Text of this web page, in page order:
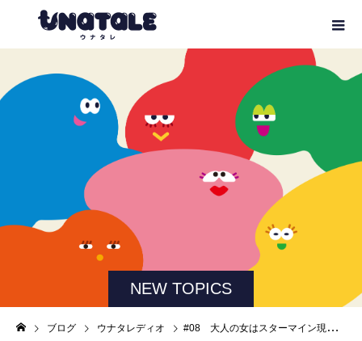
NEW TOPICS
ブログ ウナタレディオ #08 大人の女はスターマイン現象がくる？〜素敵な大人の顔は良いしわのある梅干しの種